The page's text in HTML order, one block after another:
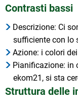
Contrasti bassi
Descrizione: Ci
sufficiente con lo
Azione: i colori
Pianificazione: in
ekom21, si sta
Struttura delle